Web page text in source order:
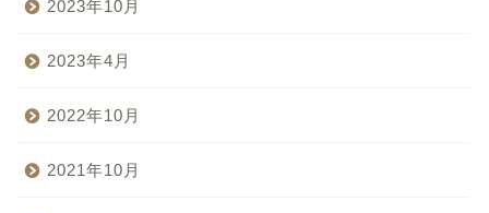
2023年10月
2023年4月
2022年10月
2021年10月